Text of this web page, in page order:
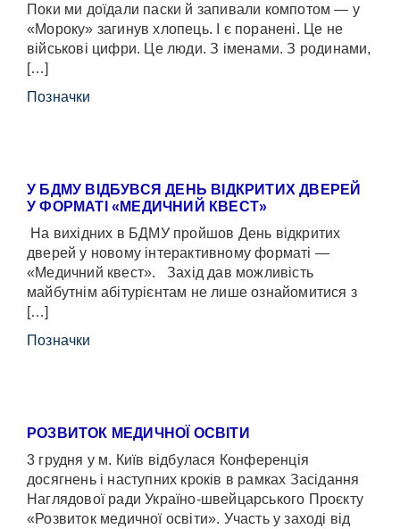
Поки ми доїдали паски й запивали компотом — у
«Мороку» загинув хлопець. І є поранені. Це не
військові цифри. Це люди. З іменами. З родинами,
[…]
Позначки
У БДМУ ВІДБУВСЯ ДЕНЬ ВІДКРИТИХ ДВЕРЕЙ
У ФОРМАТІ «МЕДИЧНИЙ КВЕСТ»
На вихідних в БДМУ пройшов День відкритих
дверей у новому інтерактивному форматі —
«Медичний квест». Захід дав можливість
майбутнім абітурієнтам не лише ознайомитися з
[…]
Позначки
РОЗВИТОК МЕДИЧНОЇ ОСВІТИ
3 грудня у м. Київ відбулася Конференція
досягнень і наступних кроків в рамках Засідання
Наглядової ради Україно-швейцарського Проєкту
«Розвиток медичної освіти». Участь у заході від